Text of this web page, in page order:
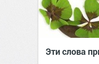
Эти слова